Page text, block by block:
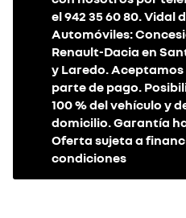
el 942 35 60 80. Vidal
Automóviles:
Renault-Dacia en
y Laredo.
parte de pago.
100 % del vehículo y
domicilio. Garantía
Oferta sujeta a
condiciones